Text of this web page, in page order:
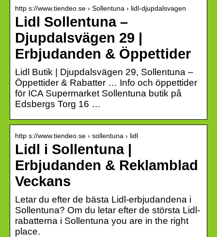
http s://www.tiendeo.se › Sollentuna › lidl-djupdalsvagen
Lidl Sollentuna –
Djupdalsvägen 29 |
Erbjudanden & Öppettider
Lidl Butik | Djupdalsvägen 29, Sollentuna –
Öppettider & Rabatter … Info och öppettider
för ICA Supermarket Sollentuna butik på
Edsbergs Torg 16 …
http s://www.tiendeo.se › sollentuna › lidl
Lidl i Sollentuna |
Erbjudanden & Reklamblad
Veckans
Letar du efter de bästa Lidl-erbjudandena i
Sollentuna? Om du letar efter de största Lidl-
rabatterna i Sollentuna you are in the right
place.